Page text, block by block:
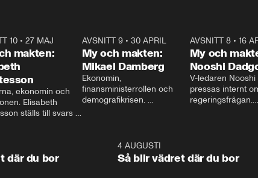
10 •27 MAJ
makten:
ekonomin och
Elisabeth
ställs till svars
AVSNITT 9• 30 APRIL
My och makten:
Mikael Damberg
Ekonomin,
finansministerrollen och
demografikrisen.
och Makten.
AVSNITT 8• 16
My och
Nooshi
V-ledaren
pressas internt
regeringsfrågan.
– Vi ställer upp i
vara med så sitter
1:06
där du bor
4 AUGUSTI
Så blir vädret där du bor